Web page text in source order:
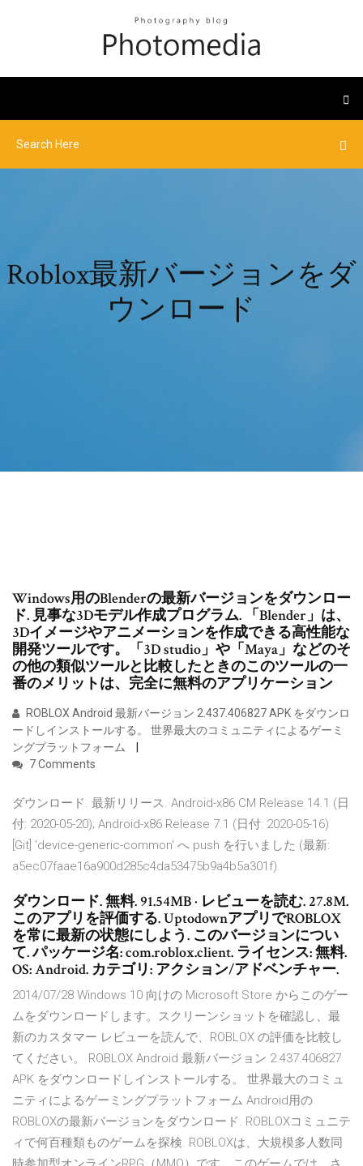
Roblox最新バージョンをダ
ウンロード
Windows用のBlenderの最新バージョンをダウンロー
ド. 見事な3Dモデル作成プログラム. 「Blender」は、
3Dイメージやアニメーションを作成できる高性能な
開発ツールです。「3D studio」や「Maya」などのそ
の他の類似ツールと比較したときのこのツールの一
番のメリットは、完全に無料のアプリケーション
ROBLOX Android 最新バージョン 2.437.406827 APK をダウンロ
ードしインストールする。 世界最大のコミュニティによるゲーミ
ングプラットフォーム
7 Comments
ダウンロード. 最新リリース. Android-x86 CM Release 14.1 (日
付: 2020-05-20); Android-x86 Release 7.1 (日付: 2020-05-16)
[Git] 'device-generic-common' へ push を行いました (最新:
a5ec07faae16a900d285c4da53475b9a4b5a301f).
ダウンロード. 無料. 91.54MB · レビューを読む. 27.8M.
このアプリを評価する. UptodownアプリでROBLOX
を常に最新の状態にしよう. このバージョンについ
て. パッケージ名: com.roblox.client. ライセンス: 無料.
OS: Android. カテゴリ: アクション/アドベンチャー.
2014/07/28 Windows 10 向けの Microsoft Store からこのゲー
ムをダウンロードします。スクリーンショットを確認し、最
新のカスタマー レビューを読んで、ROBLOX の評価を比較し
てください。 ROBLOX Android 最新バージョン 2.437.406827
APK をダウンロードしインストールする。 世界最大のコミュ
ニティによるゲーミングプラットフォーム Android用の
ROBLOXの最新バージョンをダウンロード. ROBLOXコミュニテ
ィで何百種類ものゲームを探検. ROBLOXは、大規模多人数同